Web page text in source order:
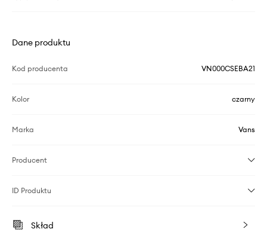
Dane produktu
Kod producenta VN000CSEBA21
Kolor czarny
Marka Vans
Producent
ID Produktu
Skład